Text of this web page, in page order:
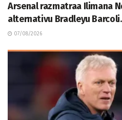
Arsenal razmatraa Ilimana
alternativu Bradleyu Barcoli.
07/08/2026